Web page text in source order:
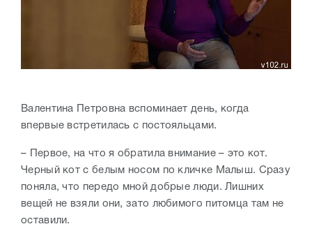
Валентина Петровна вспоминает день, когда
впервые встретилась с постояльцами.
– Первое, на что я обратила внимание – это кот.
Черный кот с белым носом по кличке Малыш. Сразу
поняла, что передо мной добрые люди. Лишних
вещей не взяли они, зато любимого питомца там не
оставили.